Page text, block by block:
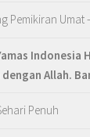
Pemikiran Umat
Indonesia
Allah.
Penuh